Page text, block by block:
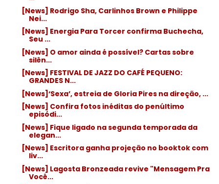
[News] Rodrigo Sha, Carlinhos Brown e Philippe
Nei...
[News] Energia Para Torcer confirma Buchecha,
Seu ...
[News] O amor ainda é possível? Cartas sobre
silên...
[News] FESTIVAL DE JAZZ DO CAFÉ PEQUENO:
GRANDES N...
[News]‘Sexa’, estreia de Gloria Pires na direção, ...
[News] Confira fotos inéditas do penúltimo
episódi...
[News] Fique ligado na segunda temporada da
elegan...
[News] Escritora ganha projeção no booktok com
liv...
[News] Lagosta Bronzeada revive "Mensagem Pra
Você...